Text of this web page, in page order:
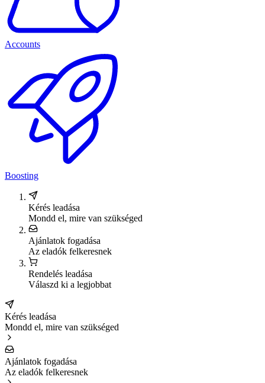
Accounts
Boosting
Kérés leadása
Mondd el, mire van szükséged
Ajánlatok fogadása
Az eladók felkeresnek
Rendelés leadása
Válaszd ki a legjobbat
Kérés leadása
Mondd el, mire van szükséged
Ajánlatok fogadása
Az eladók felkeresnek